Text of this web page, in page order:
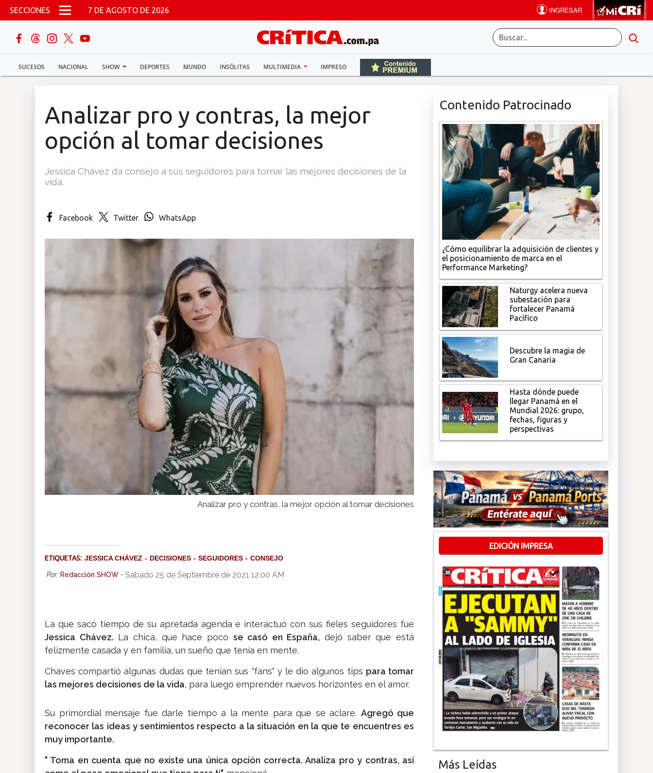
Pasar al contenido principal
SECCIONES 7 DE AGOSTO DE 2026
SUCESOS NACIONAL SHOW DEPORTES MUNDO INSÓLITAS MULTIMEDIA IMPRESO
buscar
Sucesos
Analizar pro y contras, la mejor
opción al tomar decisiones
Jessica Chávez da consejo a sus seguidores para tomar las mejores decisiones de la
vida.
Facebook Twitter WhatsApp
Analizar pro y contras, la mejor opción al tomar decisiones
ETIQUETAS: JESSICA CHÁVEZ DECISIONES SEGUIDORES CONSEJO
Por: Redacción SHOW - Sábado 25 de Septiembre de 2021 12:00 AM
La que sacó tiempo de su apretada agenda e interactuó con sus fieles seguidores fue
Jessica Chávez. La chica, que hace poco se casó en España, dejó saber que está
felizmente casada y en familia, un sueño que tenía en mente.
Chaves compartió algunas dudas que tenían sus "fans" y le dio algunos tips para tomar
las mejores decisiones de la vida, para luego emprender nuevos horizontes en el amor.
Su primordial mensaje fue darle tiempo a la mente para que se aclare. Agregó que
reconocer las ideas y sentimientos respecto a la situación en la que te encuentres es
muy importante.
" Toma en cuenta que no existe una única opción correcta. Analiza pro y contras, así
Contenido Patrocinado
¿Cómo equilibrar la adquisición de clientes y
el posicionamiento de marca en el
Performance Marketing?
Naturgy acelera nueva
subestación para
fortalecer Panamá
Pacífico
Descubre la magia de
Gran Canaria
Hasta dónde puede
llegar Panamá en el
Mundial 2026: grupo,
fechas, figuras y
perspectivas
EDICIÓN IMPRESA
Más Leídas